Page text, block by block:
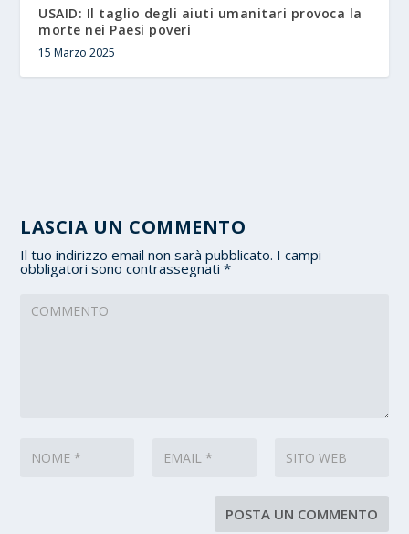
USAID: Il taglio degli aiuti umanitari provoca la
morte nei Paesi poveri
15 Marzo 2025
LASCIA UN COMMENTO
Il tuo indirizzo email non sarà pubblicato. I campi
obbligatori sono contrassegnati*